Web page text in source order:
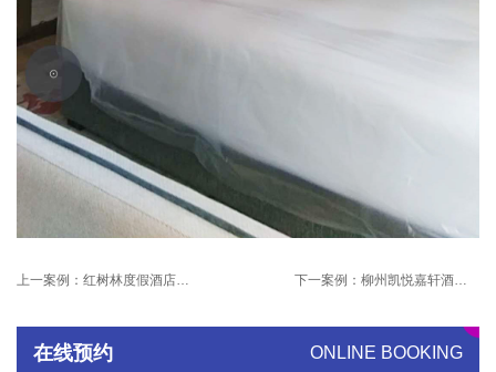
上一案例： 红树林度假酒店治理项目 下一案例： 柳州凯悦嘉轩酒店治理项目
ONLINE BOOKING
在线预约